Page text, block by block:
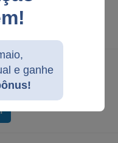
e ganhe